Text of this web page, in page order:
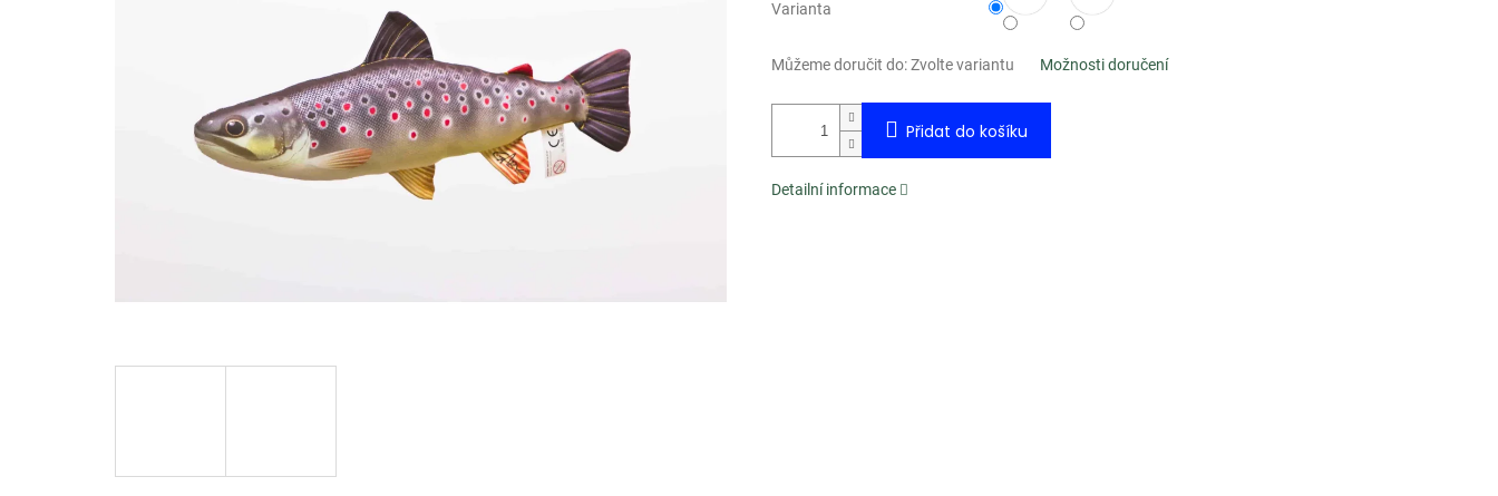
Varianta
Můžeme doručit do:Zvolte variantu Možnosti doručení
Přidat do košíku
Detailní informace